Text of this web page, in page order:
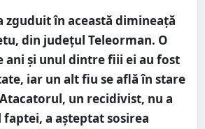
zguduit în această dimineață
din județul Teleorman. O
ani și unul dintre fiii ei au fost
iar un alt fiu se află în stare
un recidivist, nu a
a așteptat sosirea